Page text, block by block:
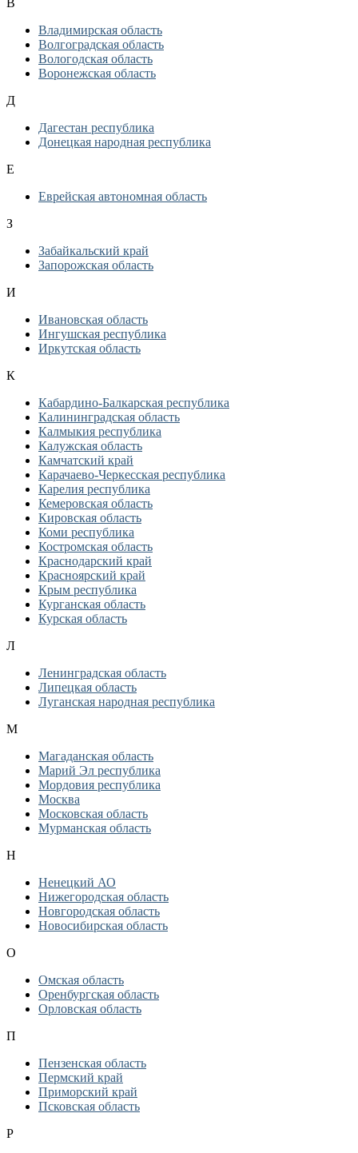
В
Владимирская область
Волгоградская область
Вологодская область
Воронежская область
Д
Дагестан республика
Донецкая народная республика
Е
Еврейская автономная область
З
Забайкальский край
Запорожская область
И
Ивановская область
Ингушская республика
Иркутская область
К
Кабардино-Балкарская республика
Калининградская область
Калмыкия республика
Калужская область
Камчатский край
Карачаево-Черкесская республика
Карелия республика
Кемеровская область
Кировская область
Коми республика
Костромская область
Краснодарский край
Красноярский край
Крым республика
Курганская область
Курская область
Л
Ленинградская область
Липецкая область
Луганская народная республика
М
Магаданская область
Марий Эл республика
Мордовия республика
Москва
Московская область
Мурманская область
Н
Ненецкий АО
Нижегородская область
Новгородская область
Новосибирская область
О
Омская область
Оренбургская область
Орловская область
П
Пензенская область
Пермский край
Приморский край
Псковская область
Р